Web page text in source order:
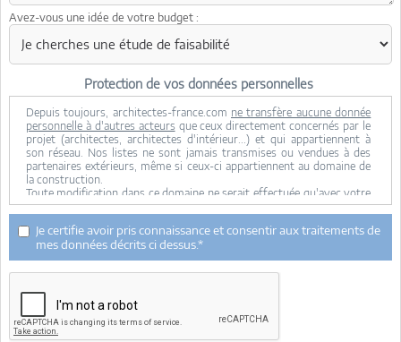
Avez-vous une idée de votre budget :
Protection de vos données personnelles
Depuis toujours, architectes-france.com ne transfère aucune donnée
personnelle à d'autres acteurs que ceux directement concernés par le
projet (architectes, architectes d'intérieur...) et qui appartiennent à
son réseau. Nos listes ne sont jamais transmises ou vendues à des
partenaires extérieurs, même si ceux-ci appartiennent au domaine de
la construction.
Toute modification dans ce domaine ne serait effectuée qu'avec votre
consentement.
Je consens à ce que mes données personnelles soient collectées pour
permettre à architectes-france de transférer votre projet aux
architectes. Seul Architectes-france, ses équipes internes et la
maitrise d'oeuvre concernée par le projet y ont accès. Aucune
transmission de données à des tiers à l'exclusion de ceux décrits ci
dessus n'est réalisée.
Mes données téléphoniques seront uniquement utilisées par
Architectes-france.com et les architectes de notre réseau dans le
cadre de la qualification et du suivi de mon projet.
Je certifie avoir pris connaissance et consentir aux traitements de
mes données décrits ci dessus.*